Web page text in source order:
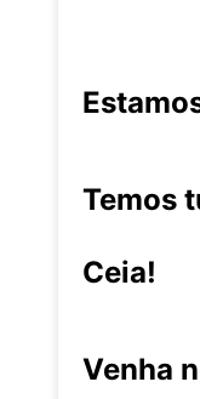
Temos
Ceia!
Venha